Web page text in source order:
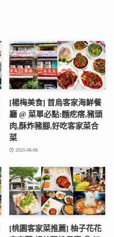
[楊梅美食] 首烏客家海鮮餐
廳 @ 菜單必點:麵疙瘩,豬頭
肉,酥炸豬腳,好吃客家菜合
菜
2025-06-06
[桃園客家菜推薦] 柚子花花